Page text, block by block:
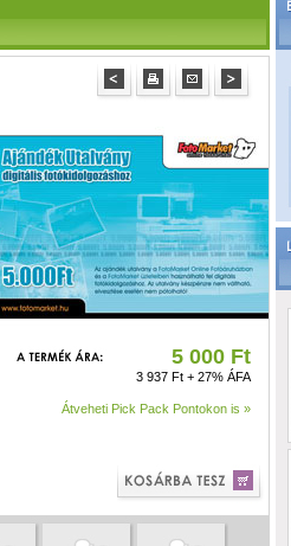
5 000 Ft
3 937 Ft + 27% ÁFA
Átveheti Pick Pack Pontokon is »